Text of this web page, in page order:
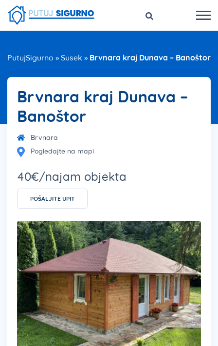
PutujSigurno » Susek » Brvnara kraj Dunava – Banoštor
Brvnara kraj Dunava –
Banoštor
Brvnara
Pogledajte na mapi
40€/najam objekta
POŠALJITE UPIT